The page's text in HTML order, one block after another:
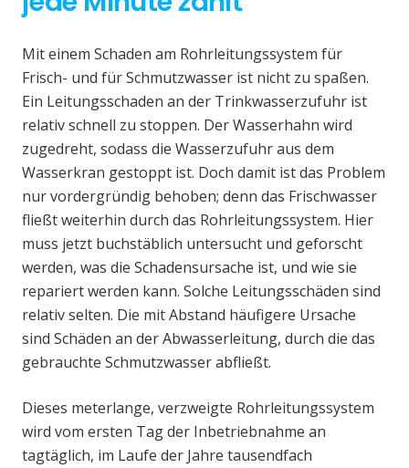
Mit einem Schaden am Rohrleitungssystem für
Frisch- und für Schmutzwasser ist nicht zu spaßen.
Ein Leitungsschaden an der Trinkwasserzufuhr ist
relativ schnell zu stoppen. Der Wasserhahn wird
zugedreht, sodass die Wasserzufuhr aus dem
Wasserkran gestoppt ist. Doch damit ist das Problem
nur vordergründig behoben; denn das Frischwasser
fließt weiterhin durch das Rohrleitungssystem. Hier
muss jetzt buchstäblich untersucht und geforscht
werden, was die Schadensursache ist, und wie sie
repariert werden kann. Solche Leitungsschäden sind
relativ selten. Die mit Abstand häufigere Ursache
sind Schäden an der Abwasserleitung, durch die das
gebrauchte Schmutzwasser abfließt.
Dieses meterlange, verzweigte Rohrleitungssystem
wird vom ersten Tag der Inbetriebnahme an
tagtäglich, im Laufe der Jahre tausendfach